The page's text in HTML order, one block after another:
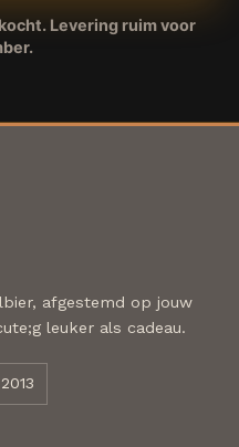
Levering ruim voor
afgestemd op jouw
leuker als cadeau.